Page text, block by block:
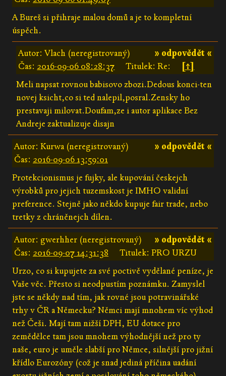
A Bureš si přihraje malou domů a je to kompletní
úspěch.
» odpovědět «
Autor: Vlach (neregistrovaný)
Čas: 2016-09-06 08:28:37 Titulek: Re:
[↑]
Meli napsat rovnou babisovo zbozi.Dedous konci-ten
novej ksicht,co si ted nalepil,posral.Zensky ho
prestavaji milovat.Doufam,ze i autor aplikace Bez
Andreje zaktualizuje disajn
» odpovědět «
Autor: Kurwa (neregistrovaný)
Čas: 2016-09-06 13:59:01
Protekcionismus je fujky, ale kupování českejch
výrobků pro jejich tuzemskost je IMHO validní
preference. Stejně jako někdo kupuje fair trade, nebo
tretky z chráněnejch dílen.
» odpovědět «
Autor: gwerhher (neregistrovaný)
Čas: 2016-09-07 14:31:38
Titulek: PRO URZU
Urzo, co si kupujete za své poctivě vydělané peníze, je
Vaše věc. Přesto si neodpustím poznámku. Zamyslel
jste se někdy nad tím, jak rovné jsou potravinářské
trhy v ČR a Německu? Němci mají mnohem víc výhod
než Češi. Mají tam nižší DPH, EU dotace pro
zemědělce tam jsou mnohem výhodnější než pro ty
naše, euro je uměle slabší pro Němce, silnější pro jižní
křídlo Eurozóny (což je snad jediná příčina uadání